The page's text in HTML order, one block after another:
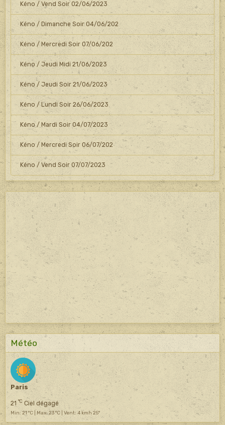
Kéno / Vend Soir 02/06/2023
Kéno / Dimanche Soir 04/06/202
Kéno / Mercredi Soir 07/06/202
Kéno / Jeudi Midi 21/06/2023
Kéno / Jeudi Soir 21/06/2023
Kéno / Lundi Soir 26/06/2023
Kéno / Mardi Soir 04/07/2023
Kéno / Mercredi Soir 06/07/202
Kéno / Vend Soir 07/07/2023
Météo
Paris
21 °C Ciel dégagé
Min: 21 °C | Max: 23 °C | Vent: 4 kmh 25°